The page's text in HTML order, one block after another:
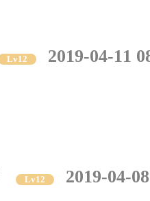
Lv12
2019-04-11
Lv12
2019-04-